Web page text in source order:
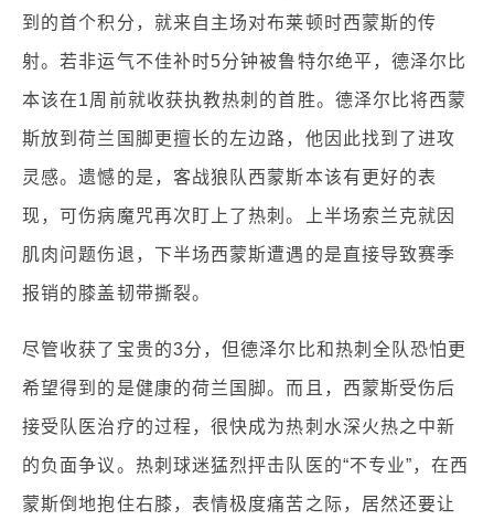
到的首个积分，就来自主场对布莱顿时西蒙斯的传
射。若非运气不佳补时5分钟被鲁特尔绝平，德泽尔比
本该在1周前就收获执教热刺的首胜。德泽尔比将西蒙
斯放到荷兰国脚更擅长的左边路，他因此找到了进攻
灵感。遗憾的是，客战狼队西蒙斯本该有更好的表
现，可伤病魔咒再次盯上了热刺。上半场索兰克就因
肌肉问题伤退，下半场西蒙斯遭遇的是直接导致赛季
报销的膝盖韧带撕裂。
尽管收获了宝贵的3分，但德泽尔比和热刺全队恐怕更
希望得到的是健康的荷兰国脚。而且，西蒙斯受伤后
接受队医治疗的过程，很快成为热刺水深火热之中新
的负面争议。热刺球迷猛烈抨击队医的“不专业”，在西
蒙斯倒地抱住右膝，表情极度痛苦之际，居然还要让